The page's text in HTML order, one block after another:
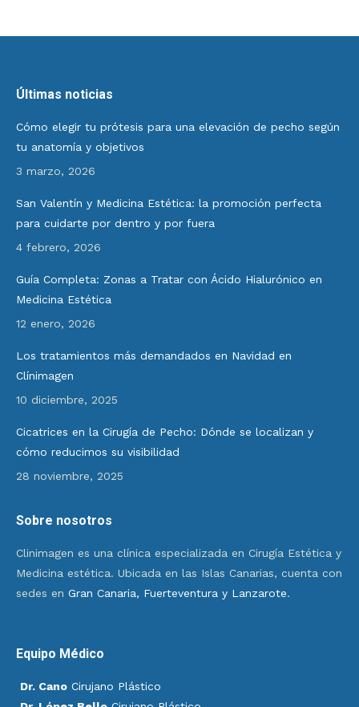
Últimas noticias
Cómo elegir tu prótesis para una elevación de pecho según
tu anatomía y objetivos
3 marzo, 2026
San Valentín y Medicina Estética: la promoción perfecta
para cuidarte por dentro y por fuera
4 febrero, 2026
Guía Completa: Zonas a Tratar con Ácido Hialurónico en
Medicina Estética
12 enero, 2026
Los tratamientos más demandados en Navidad en
Clínimagen
10 diciembre, 2025
Cicatrices en la Cirugía de Pecho: Dónde se localizan y
cómo reducimos su visibilidad
28 noviembre, 2025
Sobre nosotros
Clinimagen es una clínica especializada en Cirugía Estética y
Medicina estética. Ubicada en las Islas Canarias, cuenta con
sedes en Gran Canaria, Fuerteventura y Lanzarote.
Equipo Médico
Dr. Cano Cirujano Plástico